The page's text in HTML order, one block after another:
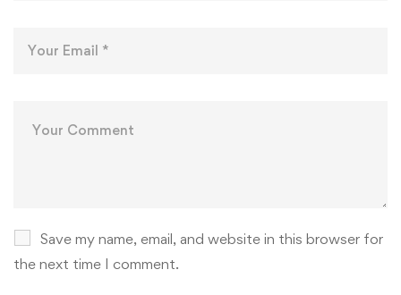
Save my name, email, and website in this browser for
the next time I comment.